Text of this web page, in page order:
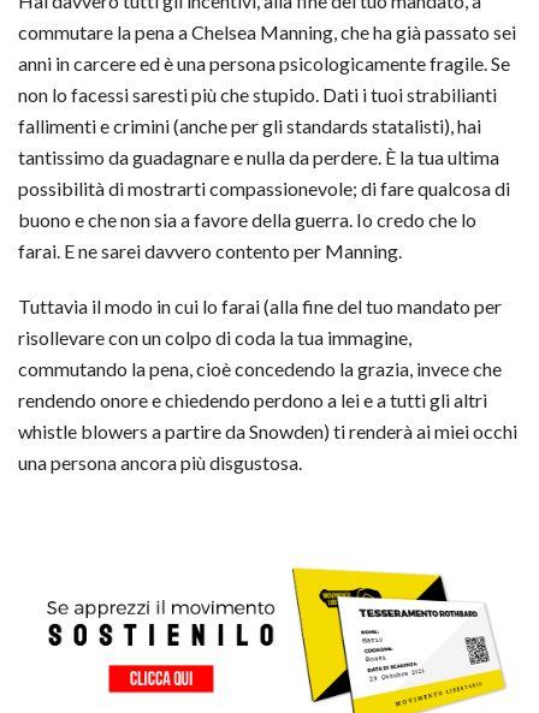
commutare la pena a Chelsea Manning, che ha già passato sei
anni in carcere ed è una persona psicologicamente fragile. Se
non lo facessi saresti più che stupido. Dati i tuoi strabilianti
fallimenti e crimini (anche per gli standards statalisti), hai
tantissimo da guadagnare e nulla da perdere. È la tua ultima
possibilità di mostrarti compassionevole; di fare qualcosa di
buono e che non sia a favore della guerra. Io credo che lo
farai. E ne sarei davvero contento per Manning.
Tuttavia il modo in cui lo farai (alla fine del tuo mandato per
risollevare con un colpo di coda la tua immagine,
commutando la pena, cioè concedendo la grazia, invece che
rendendo onore e chiedendo perdono a lei e a tutti gli altri
whistle blowers a partire da Snowden) ti renderà ai miei occhi
una persona ancora più disgustosa.